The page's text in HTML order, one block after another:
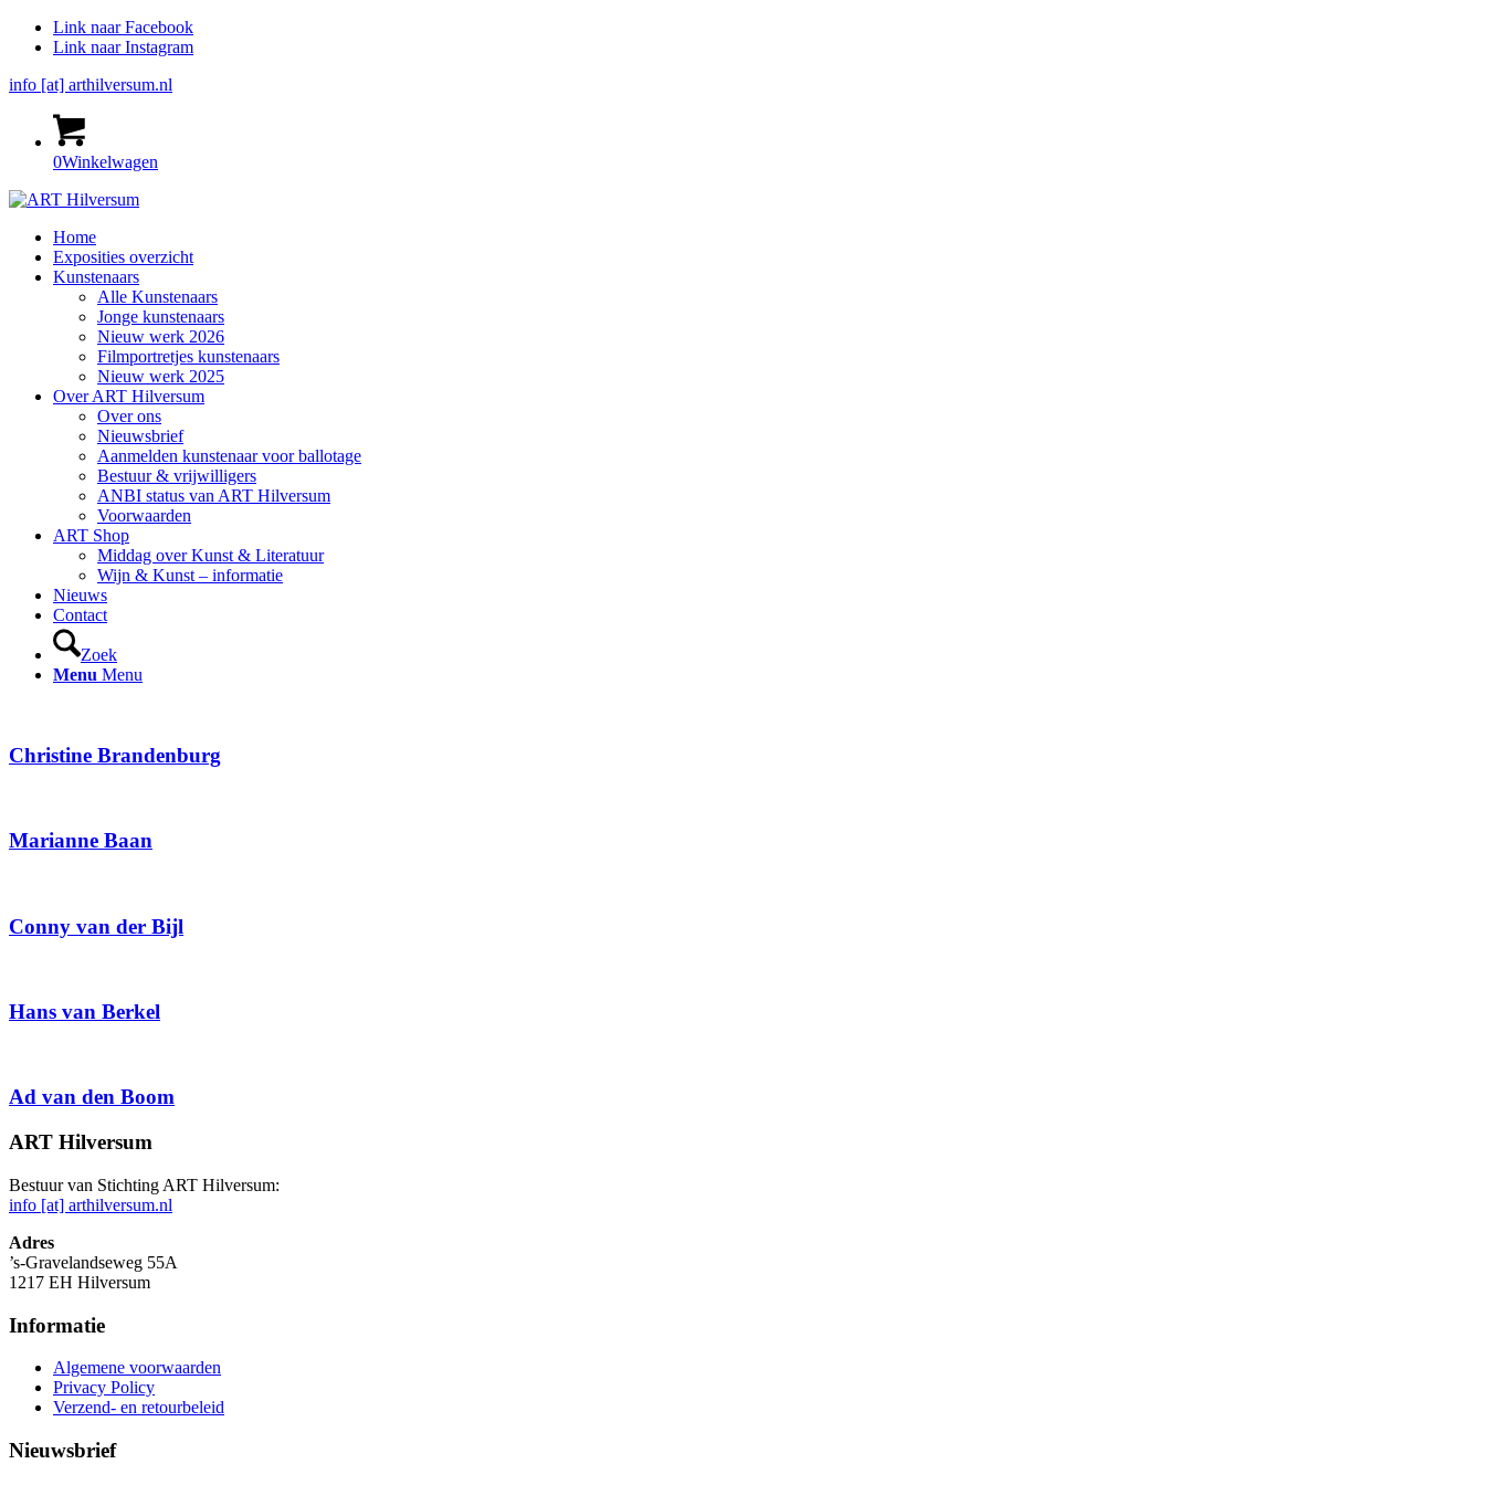
Link naar Facebook
Link naar Instagram
info [at] arthilversum.nl
0Winkelwagen
Home
Exposities overzicht
Kunstenaars
Alle Kunstenaars
Jonge kunstenaars
Nieuw werk 2026
Filmportretjes kunstenaars
Nieuw werk 2025
Over ART Hilversum
Over ons
Nieuwsbrief
Aanmelden kunstenaar voor ballotage
Bestuur & vrijwilligers
ANBI status van ART Hilversum
Voorwaarden
ART Shop
Middag over Kunst & Literatuur
Wijn & Kunst – informatie
Nieuws
Contact
Zoek
Menu Menu
Christine Brandenburg
Marianne Baan
Conny van der Bijl
Hans van Berkel
Ad van den Boom
ART Hilversum
Bestuur van Stichting ART Hilversum:
info [at] arthilversum.nl
Adres
’s-Gravelandseweg 55A
1217 EH Hilversum
Informatie
Algemene voorwaarden
Privacy Policy
Verzend- en retourbeleid
Nieuwsbrief